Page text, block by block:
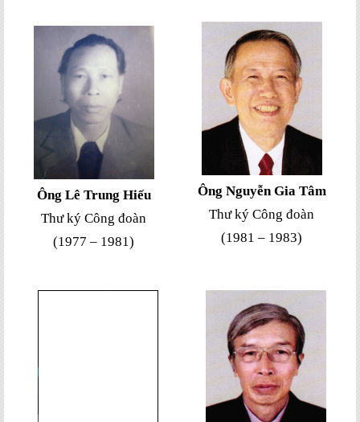
Ông Lê Trung Hiếu
Thư ký Công đoàn
(1977 – 1981)
Ông Nguyễn Gia Tâm
Thư ký Công đoàn
(1981 – 1983)